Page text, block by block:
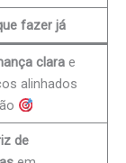
fazer já
clara e
alinhados
de